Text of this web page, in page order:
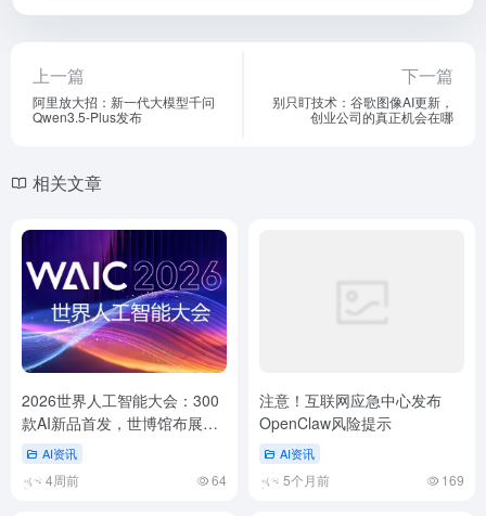
上一篇
阿里放大招：新一代大模型千问
Qwen3.5-Plus发布
下一篇
别只盯技术：谷歌图像AI更新，
创业公司的真正机会在哪
相关文章
2026世界人工智能大会：300
款AI新品首发，世博馆布展冲
刺 AI资讯
4周前 64
注意！互联网应急中心发布
OpenClaw风险提示
AI资讯
5个月前 169